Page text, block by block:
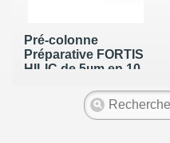
Pré-colonne
Préparative FORTIS
HILIC de 5µm en 10